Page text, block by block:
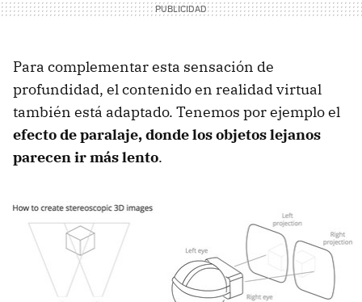
Para complementar esta sensación de
profundidad, el contenido en realidad virtual
también está adaptado. Tenemos por ejemplo el
efecto de paralaje, donde los objetos lejanos
parecen ir más lento.